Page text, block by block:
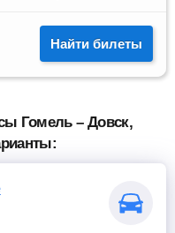
Найти билеты
Гомель – Довск,